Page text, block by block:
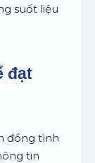
suốt liệu
đạt
đồng tình
tin